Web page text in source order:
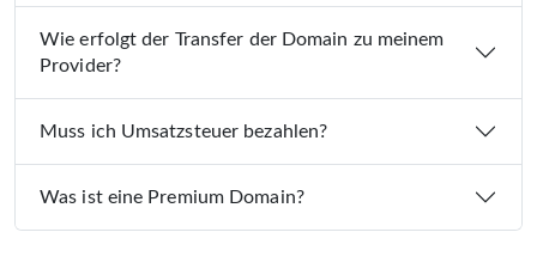
Wie erfolgt der Transfer der Domain zu meinem
Provider?
Muss ich Umsatzsteuer bezahlen?
Was ist eine Premium Domain?